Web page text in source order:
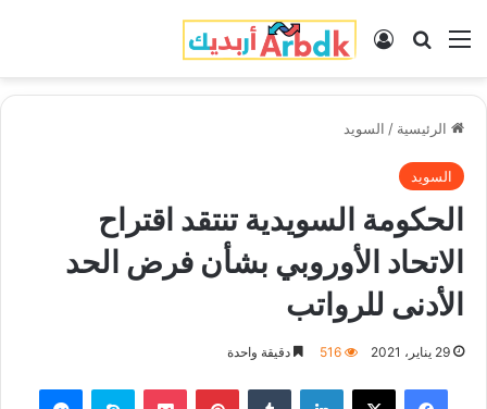
القائمة بحث عنتسجيل الدخول
الرئيسية / السويد
السويد
الحكومة السويدية تنتقد اقتراح
الاتحاد الأوروبي بشأن فرض الحد
الأدنى للرواتب
29 يناير، 2021 516 دقيقة واحدة
فيسبوك لينكدإن بينتيريست سكايب